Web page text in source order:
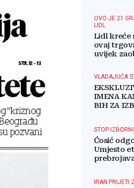
OVO JE 21
LIDL
Lidl kreće
ovaj
uvijek
VLADAJUĆA
IMENA
BIH ZA
STOP
Ćosić
Umjesto
IRAN PRIJETI